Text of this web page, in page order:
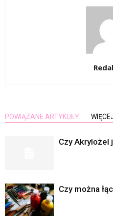
POWIĄZANE ARTYKUŁY
Czy Akrylożel
Czy można